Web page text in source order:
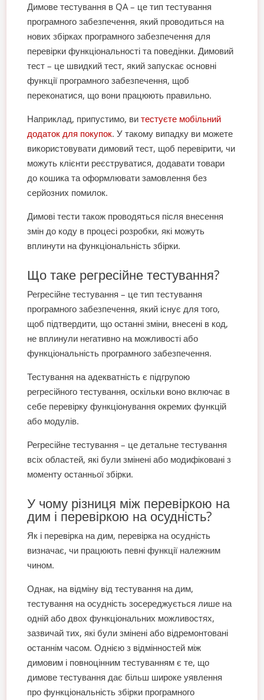
Димове тестування в QA – це тип тестування
програмного забезпечення, який проводиться на
нових збірках програмного забезпечення для
перевірки функціональності та поведінки. Димовий
тест – це швидкий тест, який запускає основні
функції програмного забезпечення, щоб
переконатися, що вони працюють правильно.
Наприклад, припустимо, витестуєте мобільний
додаток для покупок. У такому випадку ви можете
використовувати димовий тест, щоб перевірити, чи
можуть клієнти реєструватися, додавати товари
до кошика та оформлювати замовлення без
серйозних помилок.
Димові тести також проводяться після внесення
змін до коду в процесі розробки, які можуть
вплинути на функціональність збірки.
Що таке регресійне тестування?
Регресійне тестування – це тип тестування
програмного забезпечення, який існує для того,
щоб підтвердити, що останні зміни, внесені в код,
не вплинули негативно на можливості або
функціональність програмного забезпечення.
Тестування на адекватність є підгрупою
регресійного тестування, оскільки воно включає в
себе перевірку функціонування окремих функцій
або модулів.
Регресійне тестування – це детальне тестування
всіх областей, які були змінені або модифіковані з
моменту останньої збірки.
У чому різниця між перевіркою на
дим і перевіркою на осудність?
Як і перевірка на дим, перевірка на осудність
визначає, чи працюють певні функції належним
чином.
Однак, на відміну від тестування на дим,
тестування на осудність зосереджується лише на
одній або двох функціональних можливостях,
зазвичай тих, які були змінені або відремонтовані
останнім часом. Однією з відмінностей між
димовим і повноцінним тестуванням є те, що
димове тестування дає більш широке уявлення
про функціональність збірки програмного